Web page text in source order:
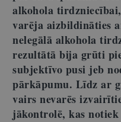
alkohola
varēja aizbildināties
nelegālā alkohola
rezultātā bija grūti
subjektīvo pusi jeb
pārkāpumu. Līdz ar
vairs nevarēs
jākontrolē, kas